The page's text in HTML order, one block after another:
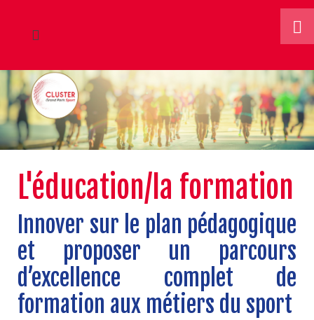
L'éducation/la formation
Innover sur le plan pédagogique
et proposer un parcours
d’excellence complet de
formation aux métiers du sport